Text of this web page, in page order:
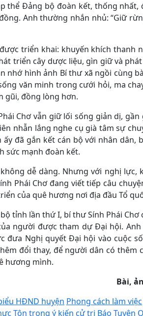
thể Đảng bộ đoàn kết, thống
Anh thường nhắn nhủ: “Giữ
triển khai: khuyến khích thanh
triển cây dược liệu, gìn giữ và
nhớ hình ảnh Bí thư xã ngồi cùng
văn minh trong cưới hỏi, ma
gũi, đồng lòng hơn.
Chơ vẫn giữ lối sống giản dị,
nhẫn lắng nghe cụ già tâm sự
đã gắn kết cán bộ với nhân dân,
sức mạnh đoàn kết.
dễ dàng. Nhưng với nghị lực,
Phái Chơ đang viết tiếp câu
của quê hương nơi địa đầu Tổ
tỉnh lần thứ I, bí thư Sính Phái Chơ
người được tham dự Đại hội.
đưa Nghị quyết Đại hội vào cuộc
đổi thay, để người dân có thêm
hương mình.
Bài,
HĐND huyện Phong cách làm việc
Tôn trọng ý kiến cử tri Báo Tuyên